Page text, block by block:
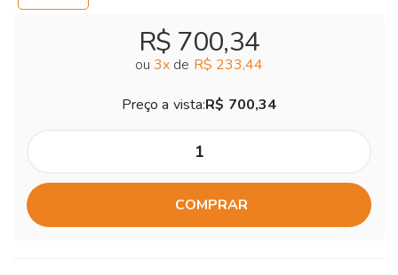
R$ 700,34
ou 3x de R$ 233,44
Preço a vista:R$ 700,34
COMPRAR